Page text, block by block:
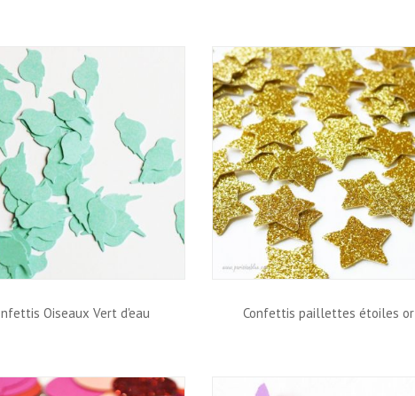
Oiseaux Vert d'eau Confettis paillettes étoiles or